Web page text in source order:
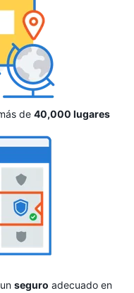
de 40,000 lugares
seguro adecuado en